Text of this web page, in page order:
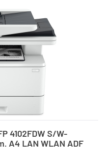
4102FDW S/W-
A4 LAN WLAN ADF